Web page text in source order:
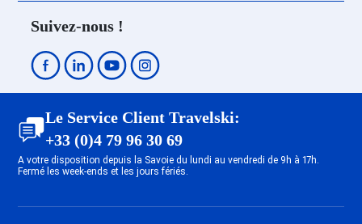
Dernière Minute Les Deux Alpes
1800
Dernière Minute Les Deux Alpes
Mont-de-Lans
Dernière Minute Tignes 1800
Lavachet
Dernière Minute Tignes 1550 Les
Dernière Minute Tignes Les
Suivez-nous !
Le Service Client Travelski:
+33 (0)4 79 96 30 69
A votre disposition depuis la Savoie du lundi au vendredi de 9h à 17h.
Fermé les week-ends et les jours fériés.